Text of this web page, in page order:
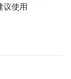
议使用